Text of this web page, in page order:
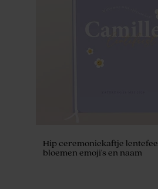
Hip ceremoniekaftje
bloemen emoji's en naam